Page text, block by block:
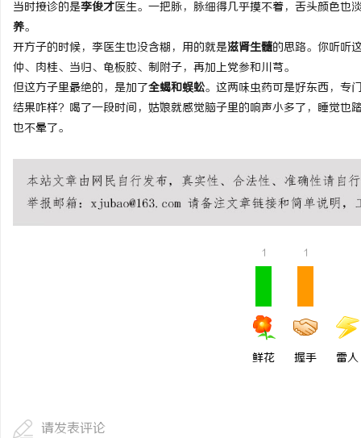
当时接诊的是李俊才医生。一把脉，脉细得几乎摸不着，舌头颜色也
养。
开方子的时候，李医生也没含糊，用的就是滋肾生髓的思路。你听听
仲、肉桂、当归、龟板胶、制附子，再加上党参和川芎。
但这方子里最绝的，是加了全蝎和蜈蚣。这两味虫药可是好东西，专
结果咋样？喝了一段时间，姑娘就感觉脑子里的响声小多了，睡觉
也不晕了。
1
鲜花
1
握手 雷人
请发表评论
ai却天天给他免费派单？